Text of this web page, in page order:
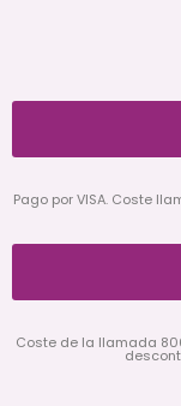
Pago por VISA. Coste
Coste de la llamada